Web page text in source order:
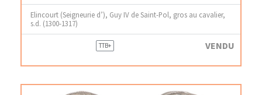
Elincourt (Seigneurie d’), Guy IV de Saint-Pol, gros au cavalier,
s.d. (1300-1317)
TTB+ VENDU